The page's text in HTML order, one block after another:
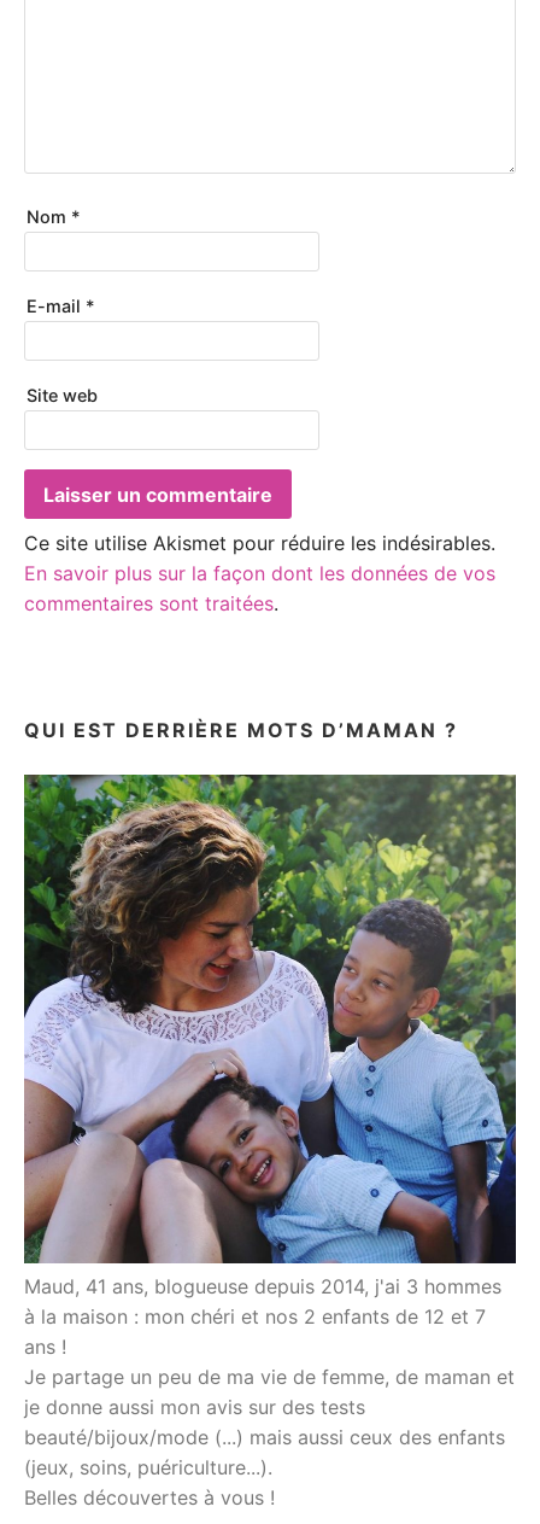
Nom *
E-mail *
Site web
Ce site utilise Akismet pour réduire les indésirables.
En savoir plus sur la façon dont les données de vos
commentaires sont traitées.
QUI EST DERRIÈRE MOTS D’MAMAN ?
Maud, 41 ans, blogueuse depuis 2014, j'ai 3 hommes
à la maison : mon chéri et nos 2 enfants de 12 et 7
ans !
Je partage un peu de ma vie de femme, de maman et
je donne aussi mon avis sur des tests
beauté/bijoux/mode (...) mais aussi ceux des enfants
(jeux, soins, puériculture...).
Belles découvertes à vous !